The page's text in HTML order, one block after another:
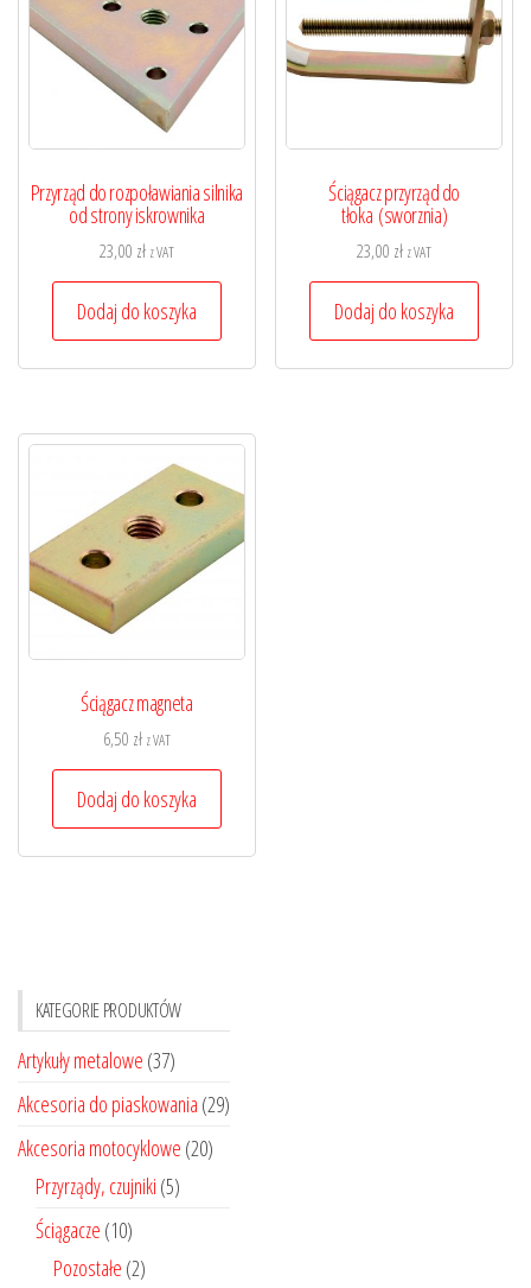
Przyrząd do rozpoławiania silnika
od strony iskrownika
23,00 zł z VAT
Dodaj do koszyka
Ściągacz przyrząd do
tłoka (sworznia)
23,00 zł z VAT
Dodaj do koszyka
Ściągacz magneta
6,50 zł z VAT
Dodaj do koszyka
KATEGORIE PRODUKTÓW
Artykuły metalowe (37)
Akcesoria do piaskowania (29)
Akcesoria motocyklowe (20)
Przyrządy, czujniki (5)
Ściągacze (10)
Pozostałe (2)